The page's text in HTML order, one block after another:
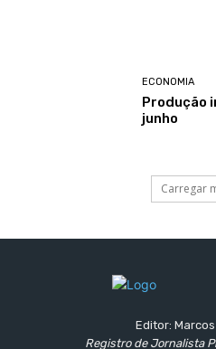
ECONOMIA
Produção
junho
Carregar
Editor:
Registro de Jornalista